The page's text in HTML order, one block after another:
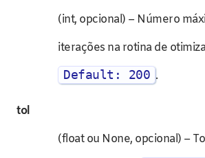
(int, opcional) – Número
iterações na rotina de
Default: 200 .
tol
(float ou None, opcional) –